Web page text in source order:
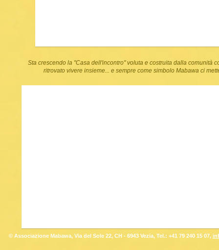
Sta crescendo la "Casa dell'incontro" voluta e costruita dalla comunità
ritrovato vivere insieme... e sempre come simbolo Mabawa ci
© Associazione Mabawa, Via del Sole 22, CH - 6943 Vezia, Tel.: +41 79 240 15 07,